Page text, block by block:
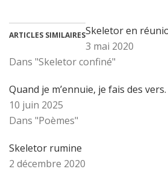
ARTICLES SIMILAIRESSkeletor en
3 mai 2020
Dans "Skeletor confiné"
Quand je m’ennuie, je fais des vers.
10 juin 2025
Dans "Poèmes"
Skeletor rumine
2 décembre 2020